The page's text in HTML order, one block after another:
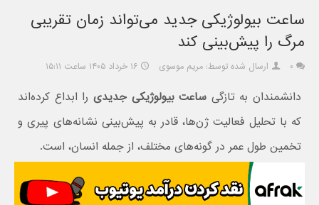
ساعت بیولوژیکی جدید می‌تواند زمان تقریبی
مرگ را پیش‌بینی کند
۰ ارسال شده توسط: مریم موسوی ۱۶ خرداد ۱۴۰۵ ساعت ۱۵:۱۱
دانشمندان به تازگی ساعت بیولوژیکی جدیدی را ابداع کرده‌اند
که با تحلیل فعالیت ژن‌ها، قادر به پیش‌بینی نشانه‌های پیری و
تخمین طول عمر در گونه‌های مختلف، از جمله انسان، است.